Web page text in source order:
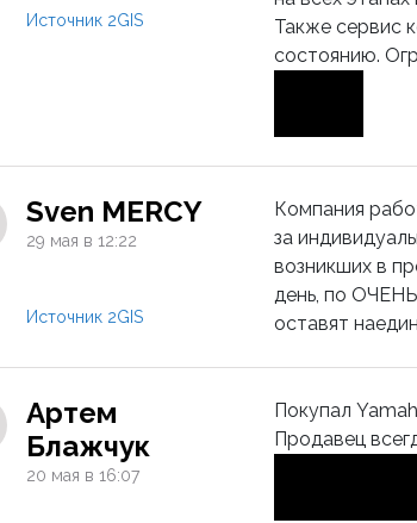
Источник 2GIS
Также сервис
состоянию.
Sven MERCY
29 мая в 12:22
Источник 2GIS
Компания
за
возникших в
день, по
оставят
Артем
Блажчук
20 мая в 16:07
Покупал
Продавец